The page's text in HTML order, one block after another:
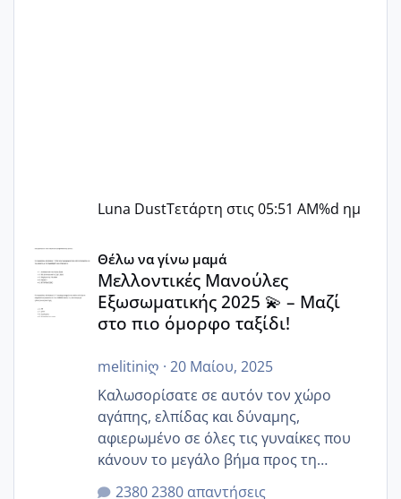
Luna DustΤετάρτη στις 05:51 AM%d ημ
Μελλοντικές Μανούλες Εξωσωματικής 2025 💫 – Μαζί
Θέλω να γίνω μαμά
Μελλοντικές Μανούλες
Εξωσωματικής 2025 💫 – Μαζί
στο πιο όμορφο ταξίδι!
melitiniღ · 20 Μαίου, 2025
Καλωσορίσατε σε αυτόν τον χώρο
αγάπης, ελπίδας και δύναμης,
αφιερωμένο σε όλες τις γυναίκες που
κάνουν το μεγάλο βήμα προς τη
μητρότητα μέσω εξωσωματικής το 2025.
2380 απαντήσεις